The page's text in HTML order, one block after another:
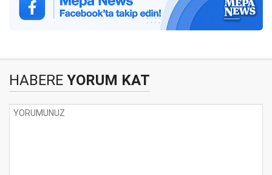
HABERE YORUM KAT